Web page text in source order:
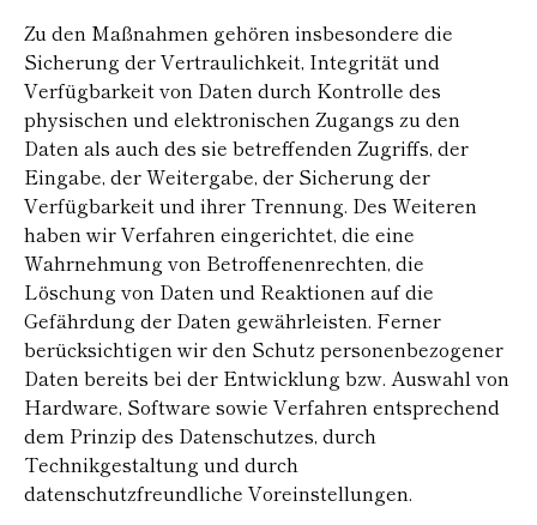
Zu den Maßnahmen gehören insbesondere die
Sicherung der Vertraulichkeit, Integrität und
Verfügbarkeit von Daten durch Kontrolle des
physischen und elektronischen Zugangs zu den
Daten als auch des sie betreffenden Zugriffs, der
Eingabe, der Weitergabe, der Sicherung der
Verfügbarkeit und ihrer Trennung. Des Weiteren
haben wir Verfahren eingerichtet, die eine
Wahrnehmung von Betroffenenrechten, die
Löschung von Daten und Reaktionen auf die
Gefährdung der Daten gewährleisten. Ferner
berücksichtigen wir den Schutz personenbezogener
Daten bereits bei der Entwicklung bzw. Auswahl von
Hardware, Software sowie Verfahren entsprechend
dem Prinzip des Datenschutzes, durch
Technikgestaltung und durch
datenschutzfreundliche Voreinstellungen.